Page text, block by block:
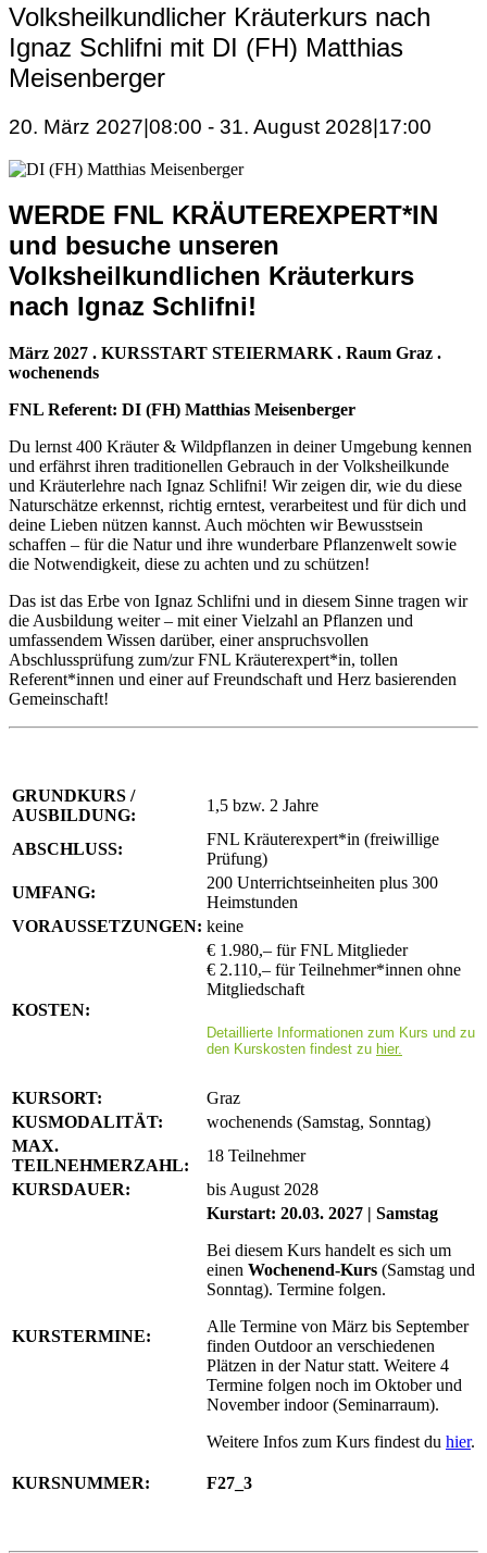
Volksheilkundlicher Kräuterkurs nach
Ignaz Schlifni mit DI (FH) Matthias
Meisenberger
20. März 2027|08:00 - 31. August 2028|17:00
WERDE FNL KRÄUTEREXPERT*IN
und besuche unseren
Volksheilkundlichen Kräuterkurs
nach Ignaz Schlifni!
März 2027 . KURSSTART STEIERMARK . Raum Graz .
wochenends
FNL Referent: DI (FH) Matthias Meisenberger
Du lernst 400 Kräuter & Wildpflanzen in deiner Umgebung kennen
und erfährst ihren traditionellen Gebrauch in der Volksheilkunde
und Kräuterlehre nach Ignaz Schlifni! Wir zeigen dir, wie du diese
Naturschätze erkennst, richtig erntest, verarbeitest und für dich und
deine Lieben nützen kannst. Auch möchten wir Bewusstsein
schaffen – für die Natur und ihre wunderbare Pflanzenwelt sowie
die Notwendigkeit, diese zu achten und zu schützen!
Das ist das Erbe von Ignaz Schlifni und in diesem Sinne tragen wir
die Ausbildung weiter – mit einer Vielzahl an Pflanzen und
umfassendem Wissen darüber, einer anspruchsvollen
Abschlussprüfung zum/zur FNL Kräuterexpert*in, tollen
Referent*innen und einer auf Freundschaft und Herz basierenden
Gemeinschaft!
GRUNDKURS /
AUSBILDUNG:
1,5 bzw. 2 Jahre
ABSCHLUSS:
FNL Kräuterexpert*in (freiwillige
Prüfung)
UMFANG:
200 Unterrichtseinheiten plus 300
Heimstunden
VORAUSSETZUNGEN: keine
KOSTEN:
€ 1.980,– für FNL Mitglieder
€ 2.110,– für Teilnehmer*innen ohne
Mitgliedschaft
Detaillierte Informationen zum Kurs und zu
den Kurskosten findest zu hier.
KURSORT:
Graz
KUSMODALITÄT:
wochenends (Samstag, Sonntag)
MAX.
TEILNEHMERZAHL:
18 Teilnehmer
KURSDAUER:
bis August 2028
KURSTERMINE:
Kurstart: 20.03. 2027 | Samstag
Bei diesem Kurs handelt es sich um
einen Wochenend-Kurs (Samstag und
Sonntag). Termine folgen.
Alle Termine von März bis September
finden Outdoor an verschiedenen
Plätzen in der Natur statt. Weitere 4
Termine folgen noch im Oktober und
November indoor (Seminarraum).
Weitere Infos zum Kurs findest du hier.
KURSNUMMER: F27_3